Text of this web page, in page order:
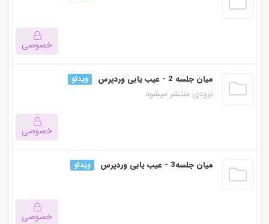
خصوصی
این بخش خصوصی می باشد. برای دسترسی کامل به دروس این
دوره باید این دوره را خریداری نمایید.
میان جلسه 2 - عیب یابی وردپرس ویدئو
بزودی منتشر میشود
خصوصی
این بخش خصوصی می باشد. برای دسترسی کامل به دروس این
میان جلسه3 - عیب یابی وردپرس ویدئو
خصوصی